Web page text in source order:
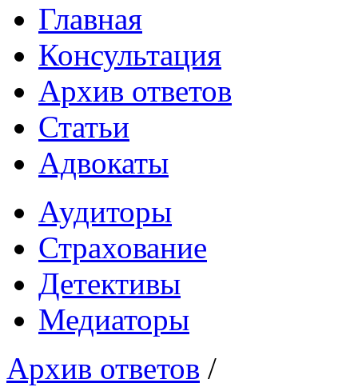
Главная
Консультация
Архив ответов
Статьи
Адвокаты
Аудиторы
Страхование
Детективы
Медиаторы
Архив ответов /